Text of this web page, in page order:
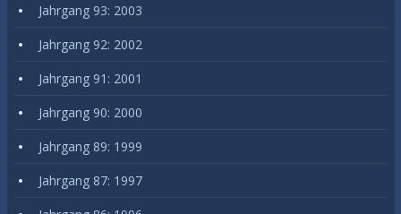
Jahrgang 93: 2003
Jahrgang 92: 2002
Jahrgang 91: 2001
Jahrgang 90: 2000
Jahrgang 89: 1999
Jahrgang 87: 1997